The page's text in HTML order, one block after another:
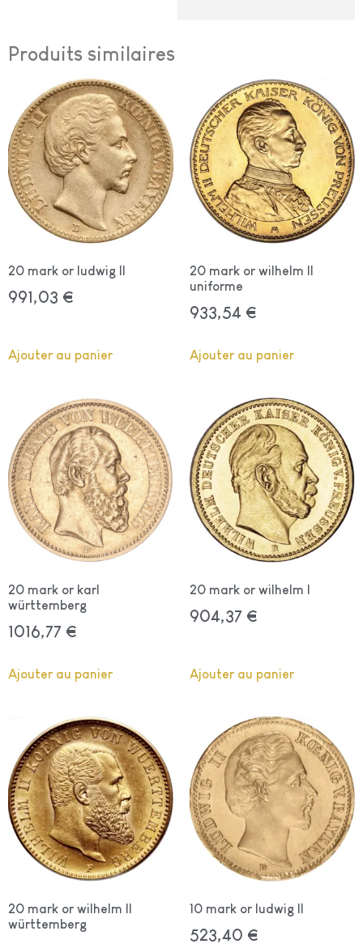
Produits similaires
20 mark or ludwig II
991,03 €
Ajouter au panier
20 mark or wilhelm II
uniforme
933,54 €
Ajouter au panier
20 mark or karl
württemberg
1016,77 €
Ajouter au panier
20 mark or wilhelm I
904,37 €
Ajouter au panier
20 mark or wilhelm II
württemberg
10 mark or ludwig II
523,40 €